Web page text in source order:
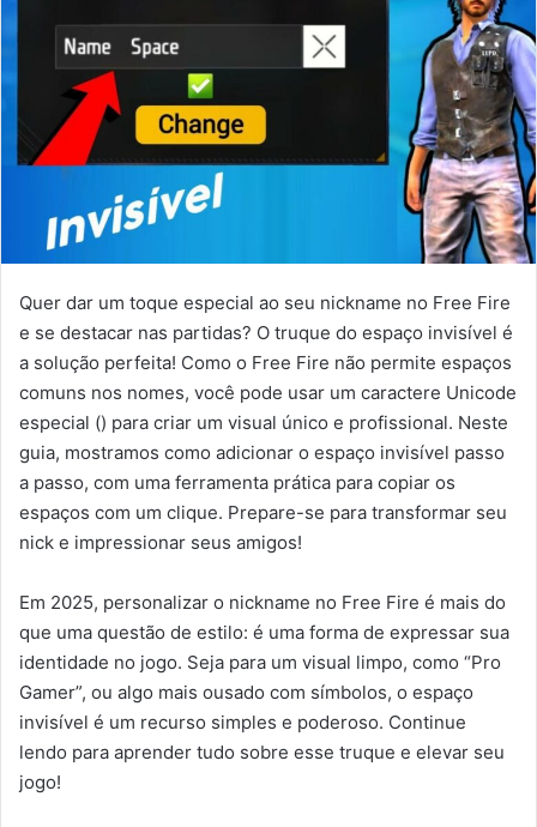
Quer dar um toque especial ao seu nickname no Free Fire
e se destacar nas partidas? O truque do espaço invisível é
a solução perfeita! Como o Free Fire não permite espaços
comuns nos nomes, você pode usar um caractere Unicode
especial (ㅤ) para criar um visual único e profissional. Neste
guia, mostramos como adicionar o espaço invisível passo
a passo, com uma ferramenta prática para copiar os
espaços com um clique. Prepare-se para transformar seu
nick e impressionar seus amigos!
Em 2025, personalizar o nickname no Free Fire é mais do
que uma questão de estilo: é uma forma de expressar sua
identidade no jogo. Seja para um visual limpo, como “Proㅤ
Gamer”, ou algo mais ousado com símbolos, o espaço
invisível é um recurso simples e poderoso. Continue
lendo para aprender tudo sobre esse truque e elevar seu
jogo!